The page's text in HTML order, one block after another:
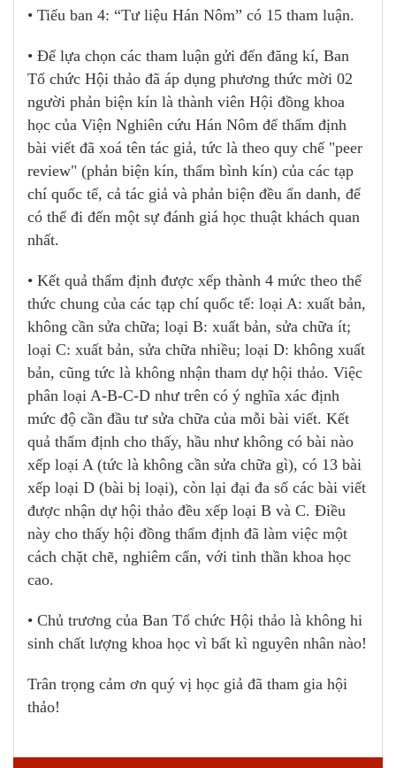
• Tiểu ban 4: “Tư liệu Hán Nôm” có 15 tham luận.
• Để lựa chọn các tham luận gửi đến đăng kí, Ban
Tổ chức Hội thảo đã áp dụng phương thức mời 02
người phản biện kín là thành viên Hội đồng khoa
học của Viện Nghiên cứu Hán Nôm để thẩm định
bài viết đã xoá tên tác giả, tức là theo quy chế "peer
review" (phản biện kín, thẩm bình kín) của các tạp
chí quốc tế, cả tác giả và phản biện đều ẩn danh, để
có thể đi đến một sự đánh giá học thuật khách quan
nhất.
• Kết quả thẩm định được xếp thành 4 mức theo thể
thức chung của các tạp chí quốc tế: loại A: xuất bản,
không cần sửa chữa; loại B: xuất bản, sửa chữa ít;
loại C: xuất bản, sửa chữa nhiều; loại D: không xuất
bản, cũng tức là không nhận tham dự hội thảo. Việc
phân loại A-B-C-D như trên có ý nghĩa xác định
mức độ cần đầu tư sửa chữa của mỗi bài viết. Kết
quả thẩm định cho thấy, hầu như không có bài nào
xếp loại A (tức là không cần sửa chữa gì), có 13 bài
xếp loại D (bài bị loại), còn lại đại đa số các bài viết
được nhận dự hội thảo đều xếp loại B và C. Điều
này cho thấy hội đồng thẩm định đã làm việc một
cách chặt chẽ, nghiêm cẩn, với tinh thần khoa học
cao.
• Chủ trương của Ban Tổ chức Hội thảo là không hi
sinh chất lượng khoa học vì bất kì nguyên nhân nào!
Trân trọng cảm ơn quý vị học giả đã tham gia hội
thảo!